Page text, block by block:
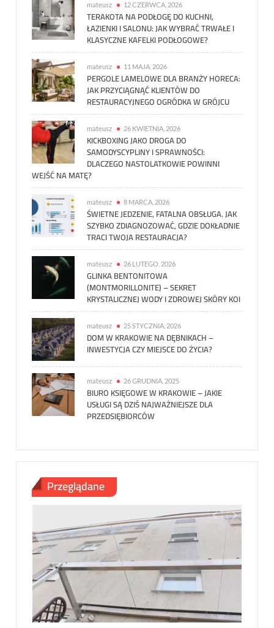
mateusz 12 CZERWCA, 2026
TERAKOTA NA PODŁOGĘ DO KUCHNI,
ŁAZIENKI I SALONU: JAK WYBRAĆ TRWAŁE I
KLASYCZNE KAFELKI PODŁOGOWE?
mateusz 11 MAJA, 2026
PERGOLE LAMELOWE DLA BRANŻY HORECA:
JAK PRZYCIĄGNĄĆ KLIENTÓW DO
RESTAURACYJNEGO OGRÓDKA W GRÓJCU
mateusz 26 KWIETNIA, 2026
KICKBOXING JAKO DROGA DO
SAMODYSCYPLINY I SPRAWNOŚCI:
DLACZEGO NASTOLATKOWIE POWINNI
WEJŚĆ NA MATĘ?
mateusz 8 MARCA, 2026
ŚWIETNE JEDZENIE, FATALNA OBSŁUGA. JAK
SZYBKO ZDIAGNOZOWAĆ, GDZIE DOKŁADNIE
TRACI TWOJA RESTAURACJA?
mateusz 26 LUTEGO, 2026
GLINKA BENTONITOWA
(MONTMORILLONITE) – SEKRET
KRYSTALICZNEJ WODY I ZDROWEJ SKÓRY KOI
mateusz 25 STYCZNIA, 2026
DOM W KRAKOWIE NA DĘBNIKACH –
INWESTYCJA CZY MIEJSCE DO ŻYCIA?
mateusz 26 GRUDNIA, 2025
BIURO KSIĘGOWE W KRAKOWIE – JAKIE
USŁUGI SĄ DZIŚ NAJWAŻNIEJSZE DLA
PRZEDSIĘBIORCÓW
Przeglądane